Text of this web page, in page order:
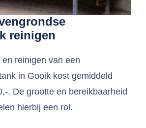
reinigen
reinigen van een
in Gooik kost gemiddeld
. De grootte en bereikbaarheid
hierbij een rol.